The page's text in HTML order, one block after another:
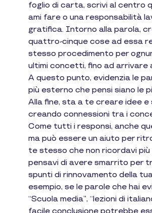
foglio di carta, scrivi al centro
ami fare o una responsabilità
gratifica. Intorno alla parola,
quattro-cinque cose ad essa
stesso procedimento per
ultimi concetti, fino ad arrivare
A questo punto, evidenzia le
più esterno che pensi siano le
Alla fine, sta a te creare idee e
creando connessioni tra i
Come tutti i responsi, anche
ma può essere un aiuto per
te stesso che non ricordavi più
pensavi di avere smarrito per
spunti di rinnovamento della
esempio, se le parole che hai
“Scuola media”, “lezioni di